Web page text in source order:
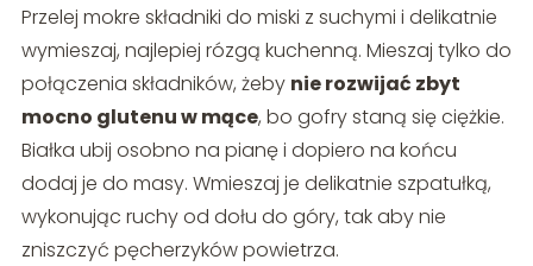
Przelej mokre składniki do miski z suchymi i delikatnie
wymieszaj, najlepiej rózgą kuchenną. Mieszaj tylko do
połączenia składników, żeby nie rozwijać zbyt
mocno glutenu w mące, bo gofry staną się ciężkie.
Białka ubij osobno na pianę i dopiero na końcu
dodaj je do masy. Wmieszaj je delikatnie szpatułką,
wykonując ruchy od dołu do góry, tak aby nie
zniszczyć pęcherzyków powietrza.